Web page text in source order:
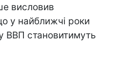
висловив
у найближчі роки
ВВП становитимуть